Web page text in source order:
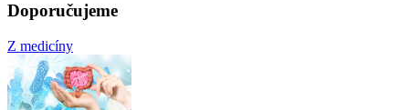
Doporučujeme
Z medicíny